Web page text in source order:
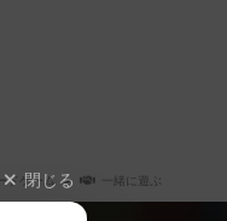
ドゲーム 一緒に遊ぶ
閉じる